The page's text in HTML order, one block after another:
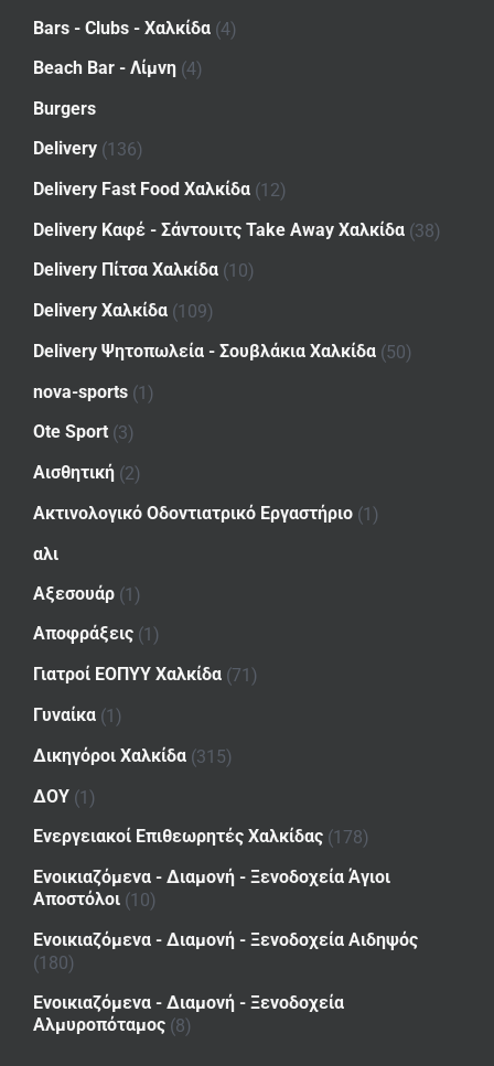
Bars - Clubs - Χαλκίδα (4)
Beach Bar - Λίμνη (4)
Burgers
Delivery (136)
Delivery Fast Food Χαλκίδα (12)
Delivery Καφέ - Σάντουιτς Take Away Χαλκίδα (38)
Delivery Πίτσα Χαλκίδα (10)
Delivery Χαλκίδα (109)
Delivery Ψητοπωλεία - Σουβλάκια Χαλκίδα (50)
nova-sports (1)
Ote Sport (3)
Αισθητική (2)
Ακτινολογικό Οδοντιατρικό Εργαστήριο (1)
αλι
Αξεσουάρ (1)
Αποφράξεις (1)
Γιατροί ΕΟΠΥΥ Χαλκίδα (71)
Γυναίκα (1)
Δικηγόροι Χαλκίδα (315)
ΔΟΥ (1)
Ενεργειακοί Επιθεωρητές Χαλκίδας (178)
Ενοικιαζόμενα - Διαμονή - Ξενοδοχεία Άγιοι
Αποστόλοι (10)
Ενοικιαζόμενα - Διαμονή - Ξενοδοχεία Αιδηψός
(180)
Ενοικιαζόμενα - Διαμονή - Ξενοδοχεία
Αλμυροπόταμος (8)